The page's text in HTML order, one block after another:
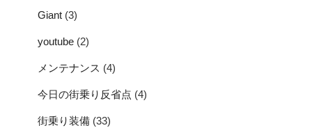
Giant (3)
youtube (2)
メンテナンス (4)
今日の街乗り反省点 (4)
街乗り装備 (33)